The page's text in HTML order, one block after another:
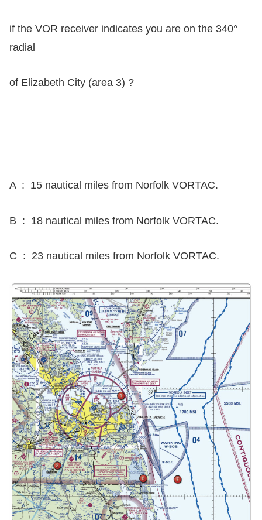
if the VOR receiver indicates you are on the 340°
radial
of Elizabeth City (area 3) ?
A : 15 nautical miles from Norfolk VORTAC.
B : 18 nautical miles from Norfolk VORTAC.
C : 23 nautical miles from Norfolk VORTAC.